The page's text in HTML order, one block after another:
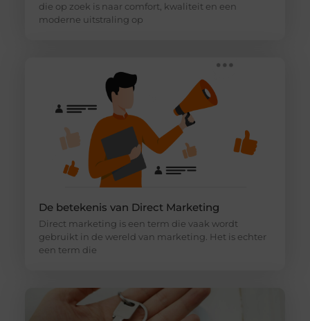
die op zoek is naar comfort, kwaliteit en een
moderne uitstraling op
De betekenis van Direct Marketing
Direct marketing is een term die vaak wordt
gebruikt in de wereld van marketing. Het is echter
een term die